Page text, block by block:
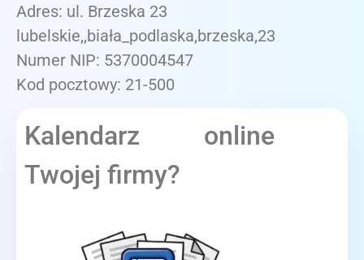
Adres: ul. Brzeska 23
lubelskie,,biała_podlaska,brzeska,23
Numer NIP: 5370004547
Kod pocztowy: 21-500
Kalendarz online
Twojej firmy?